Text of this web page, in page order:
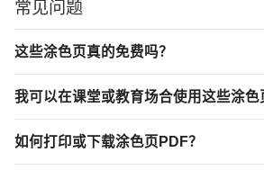
常见问题
这些涂色页真的免费吗？
我可以在课堂或教育场合使用这些涂色
如何打印或下载涂色页PDF？